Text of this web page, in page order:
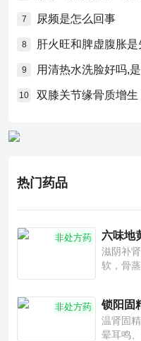
7 尿频是怎么回事
8 肝火旺和脾虚腹胀
9 用清热水洗脸好吗,
10 双膝关节缘骨质增
热门药品
非处方药 六味地
滋阴补
软，骨
非处方药 锁阳固
温肾固
晕耳鸣、